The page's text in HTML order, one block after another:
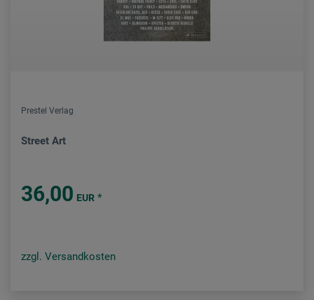
Prestel Verlag
Street Art
36,00 EUR *
zzgl. Versandkosten